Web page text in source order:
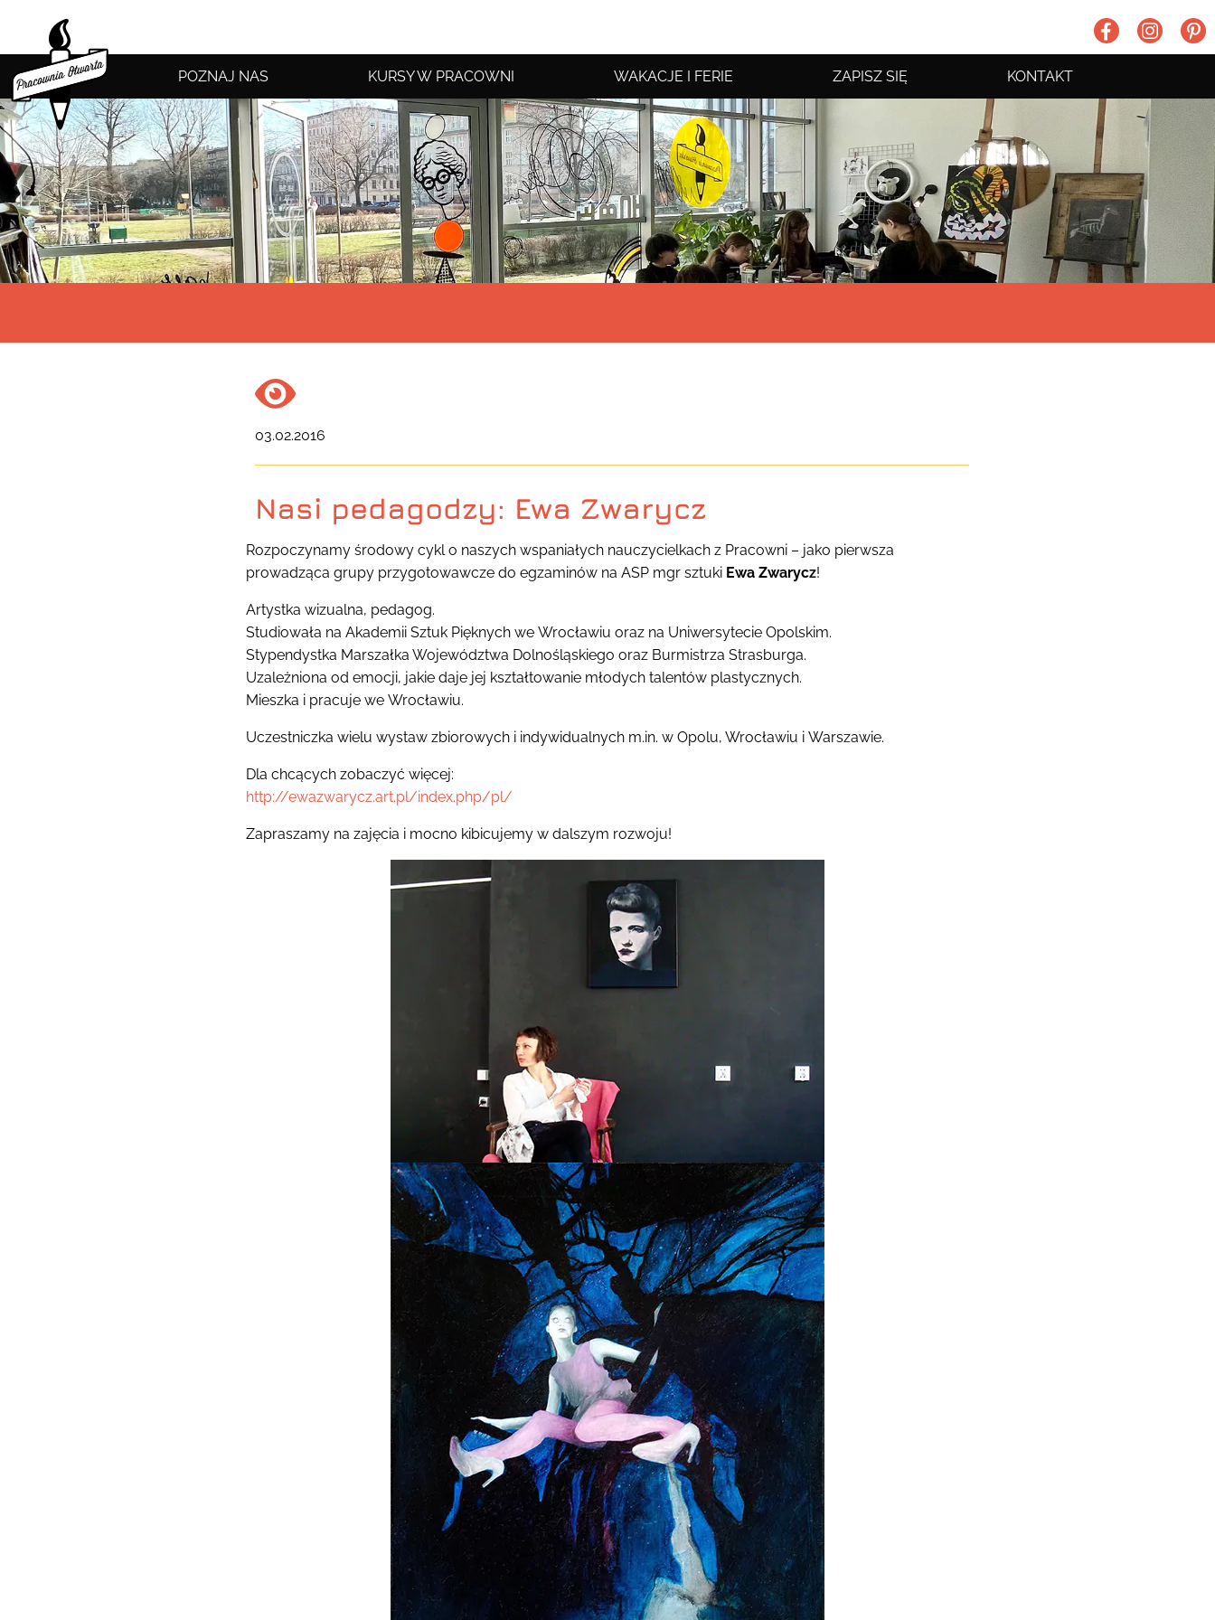
POZNAJ NAS KURSY W PRACOWNI WAKACJE I FERIE ZAPISZ SIĘ KONTAKT
03.02.2016
Nasi pedagodzy: Ewa Zwarycz
Rozpoczynamy środowy cykl o naszych wspaniałych nauczycielkach z Pracowni – jako pierwsza
prowadząca grupy przygotowawcze do egzaminów na ASP mgr sztuki Ewa Zwarycz!
Artystka wizualna, pedagog.
Studiowała na Akademii Sztuk Pięknych we Wrocławiu oraz na Uniwersytecie Opolskim.
Stypendystka Marszałka Województwa Dolnośląskiego oraz Burmistrza Strasburga.
Uzależniona od emocji, jakie daje jej kształtowanie młodych talentów plastycznych.
Mieszka i pracuje we Wrocławiu.
Uczestniczka wielu wystaw zbiorowych i indywidualnych m.in. w Opolu, Wrocławiu i Warszawie.
Dla chcących zobaczyć więcej:
http://ewazwarycz.art.pl/index.php/pl/
Zapraszamy na zajęcia i mocno kibicujemy w dalszym rozwoju!